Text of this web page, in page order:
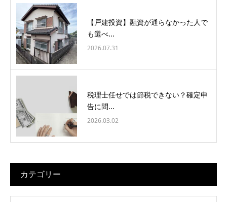
【戸建投資】融資が通らなかった人で
も選べ...
2026.07.31
税理士任せでは節税できない？確定申
告に問...
2026.03.02
カテゴリー